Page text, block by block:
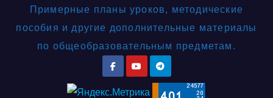
Примерные планы уроков, методические
пособия и другие дополнительные материалы
по общеобразовательным предметам.